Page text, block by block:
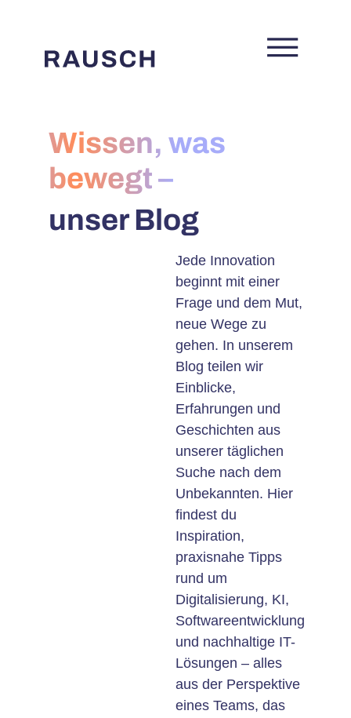
Wissen, was
bewegt –
unser Blog
Jede Innovation
beginnt mit einer
Frage und dem Mut,
neue Wege zu
gehen. In unserem
Blog teilen wir
Einblicke,
Erfahrungen und
Geschichten aus
unserer täglichen
Suche nach dem
Unbekannten. Hier
findest du
Inspiration,
praxisnahe Tipps
rund um
Digitalisierung, KI,
Softwareentwicklung
und nachhaltige IT-
Lösungen – alles
aus der Perspektive
eines Teams, das